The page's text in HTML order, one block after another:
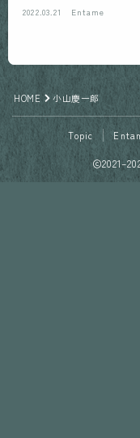
2022.03.21 Entame
HOME 小山慶一郎
Topic